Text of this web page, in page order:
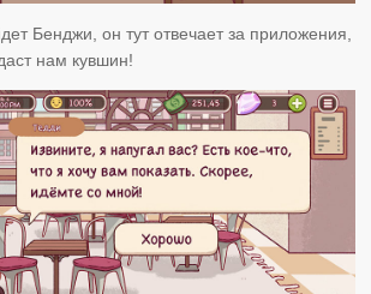
Бенджи, он тут отвечает за приложения,
нам кувшин!